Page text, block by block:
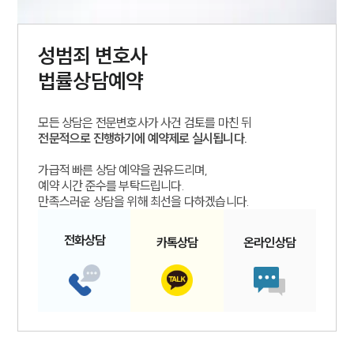
성범죄 변호사
법률상담예약
모든 상담은 전문변호사가 사건 검토를 마친 뒤
전문적으로 진행하기에 예약제로 실시됩니다.
가급적 빠른 상담 예약을 권유드리며,
예약 시간 준수를 부탁드립니다.
만족스러운 상담을 위해 최선을 다하겠습니다.
전화상담 카톡상담 온라인상담